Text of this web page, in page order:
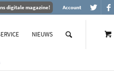
Account
digitale magazine!
NIEUWS